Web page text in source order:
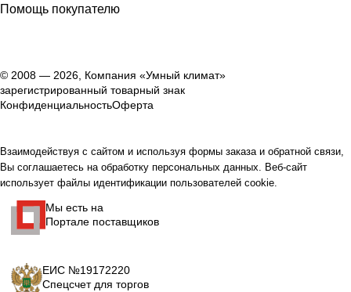
Помощь покупателю
© 2008 — 2026, Компания «Умный климат»
зарегистрированный товарный знак
КонфиденциальностьОферта
Взаимодействуя с сайтом и используя формы заказа и обратной связи,
Вы соглашаетесь на обработку персональных данных. Веб-сайт
использует файлы идентификации пользователей cookie.
Мы есть на
Портале поставщиков
ЕИС №19172220
Спецсчет для торгов